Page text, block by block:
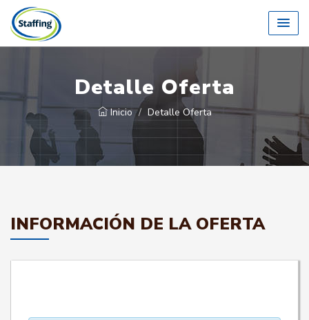
Detalle Oferta
Inicio Detalle Oferta
INFORMACIÓN DE LA OFERTA